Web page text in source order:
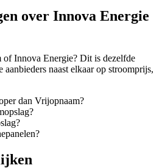
over Innova Energie
Innova Energie? Dit is dezelfde
naast elkaar op stroomprijs,
dan Vrijopnaam?